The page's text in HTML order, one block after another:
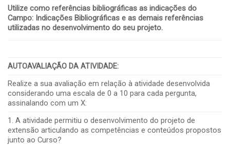
Utilize como referências bibliográficas as indicações do
Campo: Indicações Bibliográficas e as demais referências
utilizadas no desenvolvimento do seu projeto.
AUTOAVALIAÇÃO DA ATIVIDADE:
Realize a sua avaliação em relação à atividade desenvolvida
considerando uma escala de 0 a 10 para cada pergunta,
assinalando com um X:
1. A atividade permitiu o desenvolvimento do projeto de
extensão articulando as competências e conteúdos propostos
junto ao Curso?